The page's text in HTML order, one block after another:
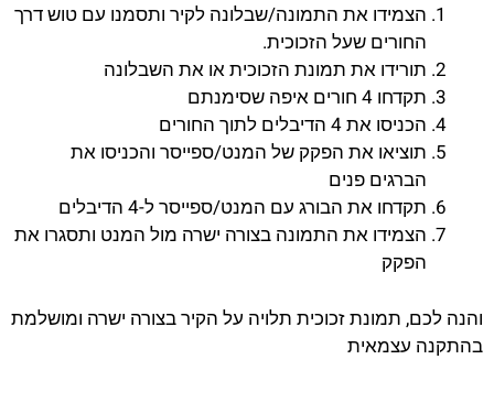
הצמידו את התמונה/שבלונה לקיר ותסמנו עם טוש דרך
החורים שעל הזכוכית.
תורידו את תמונת הזכוכית או את השבלונה
תקדחו 4 חורים איפה שסימנתם
הכניסו את 4 הדיבלים לתוך החורים
תוציאו את הפקק של המנט/ספייסר והכניסו את
הברגים פנים
תקדחו את הבורג עם המנט/ספייסר ל-4 הדיבלים
הצמידו את התמונה בצורה ישרה מול המנט ותסגרו את
הפקק
והנה לכם, תמונת זכוכית תלויה על הקיר בצורה ישרה ומושלמת
בהתקנה עצמאית